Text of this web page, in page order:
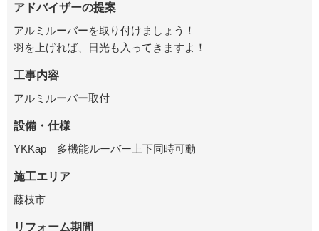
アドバイザーの提案
アルミルーバーを取り付けましょう！
羽を上げれば、日光も入ってきますよ！
工事内容
アルミルーバー取付
設備・仕様
YKKap 多機能ルーバー上下同時可動
施工エリア
藤枝市
リフォーム期間